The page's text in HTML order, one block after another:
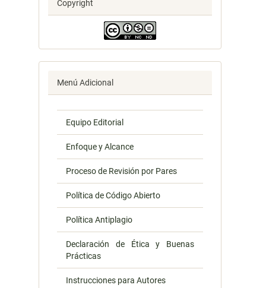
Copyright
Menú Adicional
Equipo Editorial
Enfoque y Alcance
Proceso de Revisión por Pares
Política de Código Abierto
Política Antiplagio
Declaración de Ética y Buenas
Prácticas
Instrucciones para Autores